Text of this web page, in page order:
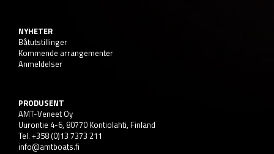
NYHETER
Båtutstillinger
Kommende arrangementer
Anmeldelser
PRODUSENT
AMT-Veneet Oy
Uurontie 4-6, 80770 Kontiolahti, Finland
Tel. +358 (0)13 7373 211
info@amtboats.fi